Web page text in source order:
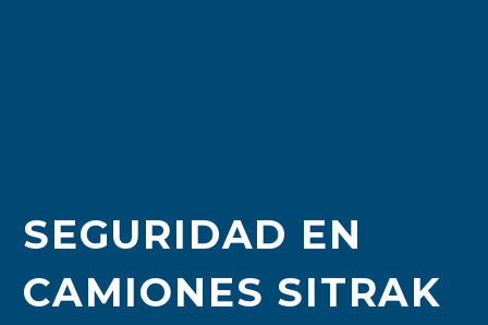
SEGURIDAD EN
CAMIONES SITRAK